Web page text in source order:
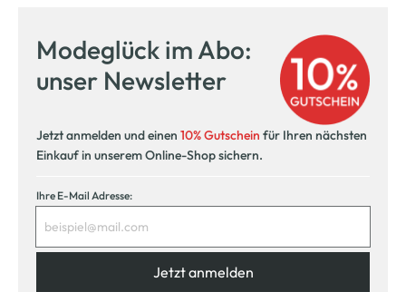
Modeglück im Abo:
unser Newsletter
Jetzt anmelden und einen 10% Gutschein für Ihren nächsten
Einkauf in unserem Online-Shop sichern.
Ihre E-Mail Adresse:
Jetzt anmelden